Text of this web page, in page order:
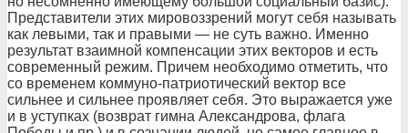
Представители этих мировоззрений могут себя называть
как левыми, так и правыми — не суть важно. Именно
результат взаимной компенсации этих векторов и есть
современный режим. Причем необходимо отметить, что
со временем коммуно-патриотический вектор все
сильнее и сильнее проявляет себя. Это выражается уже
и в уступках (возврат гимна Александрова, флага